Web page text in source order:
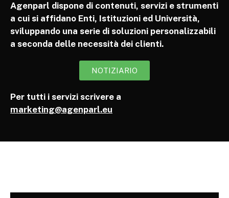
Agenparl dispone di contenuti, servizi e strumenti
a cui si affidano Enti, Istituzioni ed Università,
sviluppando una serie di soluzioni personalizzabili
a seconda delle necessità dei clienti.
NOTIZIARIO
Per tutti i servizi scrivere a
marketing@agenparl.eu